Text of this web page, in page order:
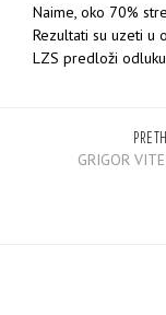
Naime, oko 70%
Rezultati su uzeti u
LZS predloži
GRIGOR